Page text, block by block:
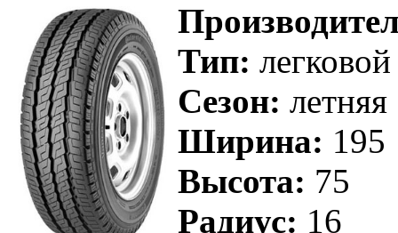
Тип: легковой
Сезон: летняя
Ширина: 195
Высота: 75
Радиус: 16